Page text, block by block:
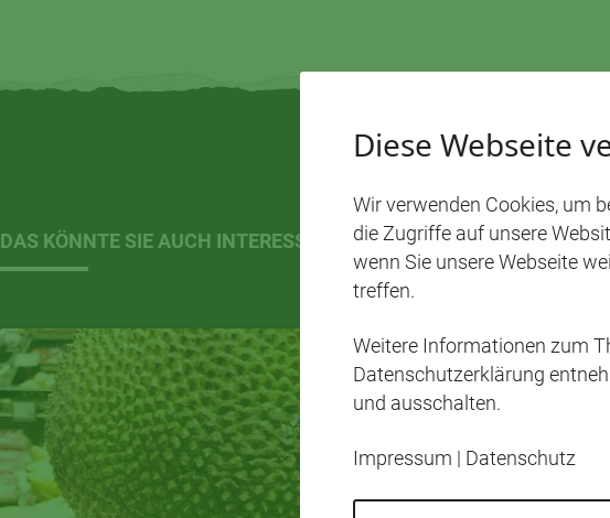
DAS KÖNNTE SIE AUCH INTERESSIEREN…
Diese Webseite
Wir verwenden Cookies, um
die Zugriffe auf unsere
wenn Sie unsere Webseite
treffen.
Weitere Informationen zum
Datenschutzerklärung
und ausschalten.
Impressum | Datenschutz